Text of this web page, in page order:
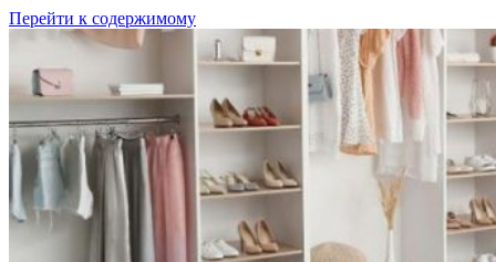
Перейти к содержимому